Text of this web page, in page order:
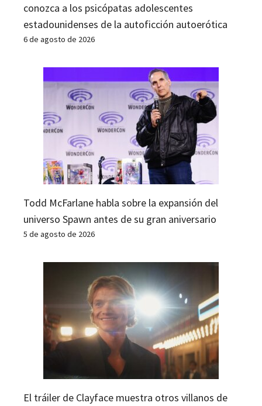
conozca a los psicópatas adolescentes
estadounidenses de la autoficción autoerótica
6 de agosto de 2026
Todd McFarlane habla sobre la expansión del
universo Spawn antes de su gran aniversario
5 de agosto de 2026
El tráiler de Clayface muestra otros villanos de